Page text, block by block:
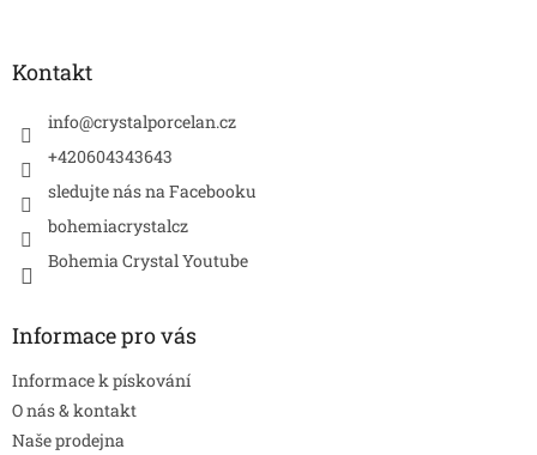
Kontakt
info@crystalporcelan.cz
+420604343643
sledujte nás na Facebooku
bohemiacrystalcz
Bohemia Crystal Youtube
Informace pro vás
Informace k pískování
O nás & kontakt
Naše prodejna